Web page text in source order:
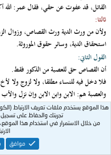
القاتل، قد عفوت عن حقي، فقال عمر: الله
ثالثا:
ولأن من ورث الدية ورث القصاص، وزوال
استحقاق الدية، وسائر حقوق الموروثة.
القول الثاني:
أن القصاص حق للعصبة من الذكور فقط.
فلا دخل فيه للنساء مطلقا، ولا لزوج ولا
والعصبة هم: الابن وابن الابن وإن نزل
والمقصود بالعصبة هنا العصبة بالنفس فلا
الذكورة فيه.
وهذا هو المشهور من مذهب المالكية (على
القصاص بثلاث شروط عندهم)
هذا الموقع يستخدم ملفات تعريف الارتباط
تجربتك والحفاظ على
من خلال الاستمرار في استخدام هذا
موافق